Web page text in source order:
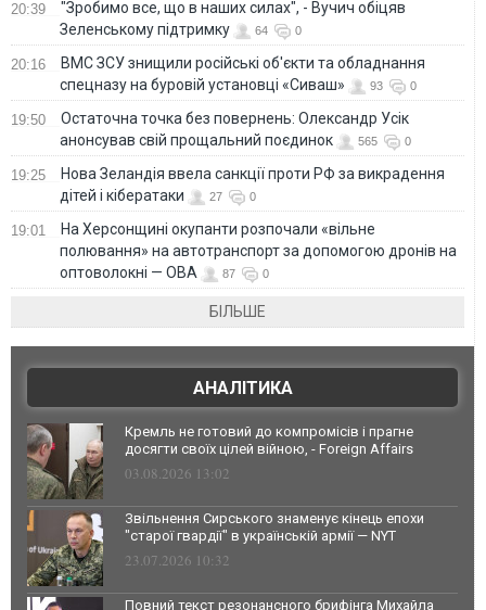
20:39
"Зробимо все, що в наших силах", - Вучич обіцяв
Зеленському підтримку
64 0
20:16
ВМС ЗСУ знищили російські об'єкти та обладнання
спецназу на буровій установці «Сиваш»
93 0
19:50
Остаточна точка без повернень: Олександр Усік
анонсував свій прощальний поєдинок
565 0
19:25
Нова Зеландія ввела санкції проти РФ за викрадення
дітей і кібератаки
27 0
19:01
На Херсонщині окупанти розпочали «вільне
полювання» на автотранспорт за допомогою дронів на
оптоволокні — ОВА
87 0
БІЛЬШЕ
АНАЛІТИКА
Кремль не готовий до компромісів і прагне
досягти своїх цілей війною, - Foreign Affairs
03.08.2026 13:02
Звільнення Сирського знаменує кінець епохи
"старої гвардії" в українській армії — NYT
23.07.2026 10:32
Повний текст резонансного брифінга Михайла